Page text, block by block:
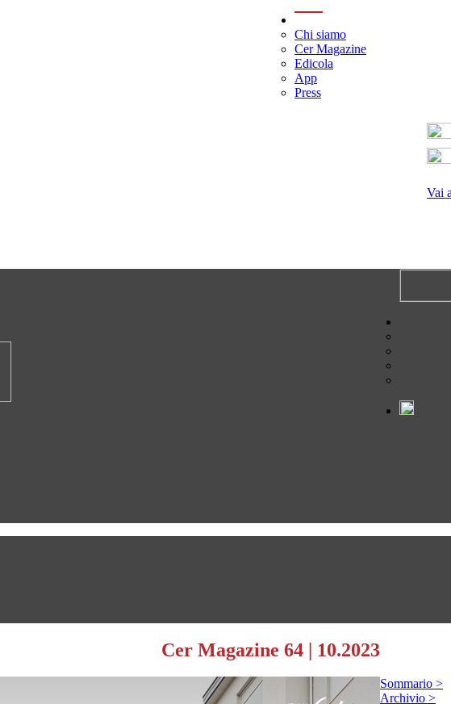
Vai a
Chi siamo
Cer Magazine
Edicola
App
Press
Cer Magazine 64 | 10.2023
Sommario >
Archivio >